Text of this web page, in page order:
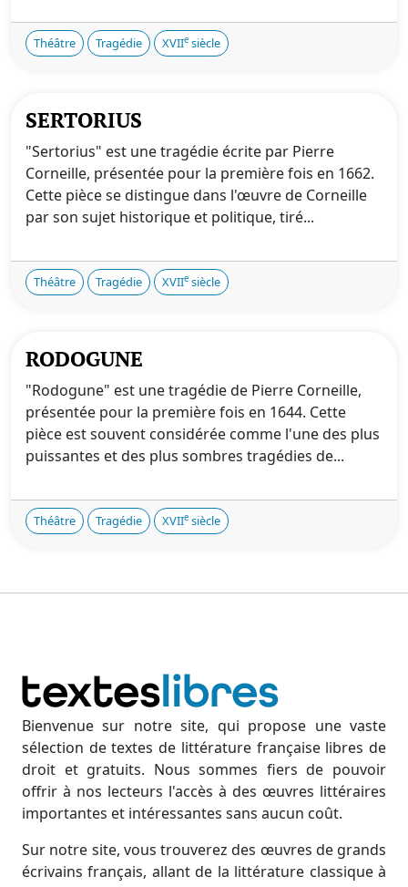
Théâtre Tragédie XVIIe siècle
SERTORIUS
"Sertorius" est une tragédie écrite par Pierre
Corneille, présentée pour la première fois en 1662.
Cette pièce se distingue dans l'œuvre de Corneille
par son sujet historique et politique, tiré...
Théâtre Tragédie XVIIe siècle
RODOGUNE
"Rodogune" est une tragédie de Pierre Corneille,
présentée pour la première fois en 1644. Cette
pièce est souvent considérée comme l'une des plus
puissantes et des plus sombres tragédies de...
Théâtre Tragédie XVIIe siècle
Bienvenue sur notre site, qui propose une vaste
sélection de textes de littérature française libres de
droit et gratuits. Nous sommes fiers de pouvoir
offrir à nos lecteurs l'accès à des œuvres littéraires
importantes et intéressantes sans aucun coût.
Sur notre site, vous trouverez des œuvres de grands
écrivains français, allant de la littérature classique à